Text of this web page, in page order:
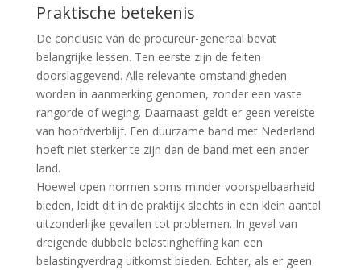
Praktische betekenis
De conclusie van de procureur-generaal bevat
belangrijke lessen. Ten eerste zijn de feiten
doorslaggevend. Alle relevante omstandigheden
worden in aanmerking genomen, zonder een vaste
rangorde of weging. Daarnaast geldt er geen vereiste
van hoofdverblijf. Een duurzame band met Nederland
hoeft niet sterker te zijn dan de band met een ander
land.
Hoewel open normen soms minder voorspelbaarheid
bieden, leidt dit in de praktijk slechts in een klein aantal
uitzonderlijke gevallen tot problemen. In geval van
dreigende dubbele belastingheffing kan een
belastingverdrag uitkomst bieden. Echter, als er geen